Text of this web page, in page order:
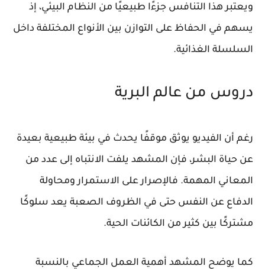
ويعتبر هذا التنافس جزءًا طبيعيًا من النظام البيئي، إذ
يسهم في الحفاظ على التوازن بين الأنواع المختلفة داخل
السلسلة الغذائية.
دروس من عالم البرية
رغم أن الفيديو يوثق موقفًا يحدث في بيئة طبيعية بعيدة
عن حياة البشر، فإن المشهد يلفت الانتباه إلى عدد من
المعاني المهمة. فالإصرار على الاستمرار ومحاولة
الدفاع عن النفس حتى في الظروف الصعبة يعد سلوكًا
مشتركًا بين كثير من الكائنات الحية.
كما يوضح المشهد أهمية العمل الجماعي بالنسبة